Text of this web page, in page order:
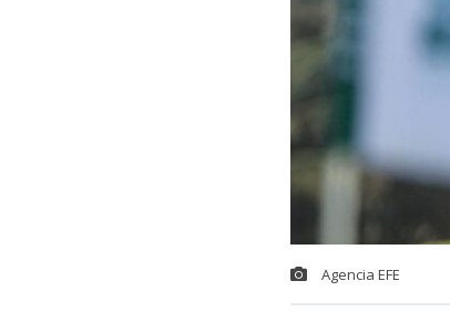
Agencia EFE